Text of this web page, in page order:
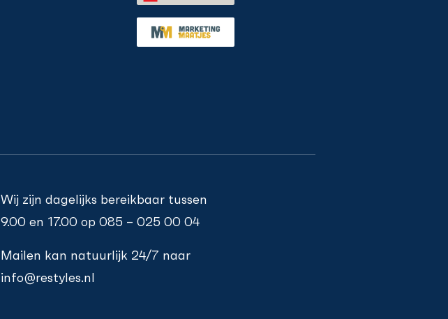
Wij zijn dagelijks bereikbaar tussen
9.00 en 17.00 op 085 – 025 00 04
Mailen kan natuurlijk 24/7 naar
info@restyles.nl